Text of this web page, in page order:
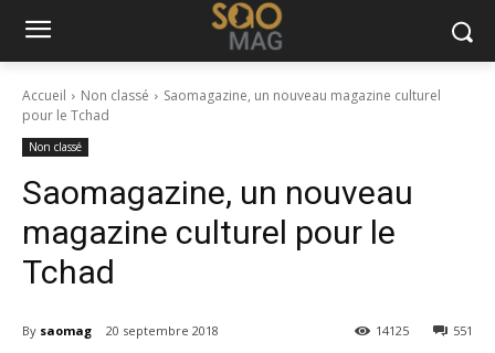
Accueil Non classé
Saomagazine, un nouveau magazine culturel
pour le Tchad
Non classé
Saomagazine, un nouveau
magazine culturel pour le
Tchad
By saomag 20 septembre 2018 551
14125